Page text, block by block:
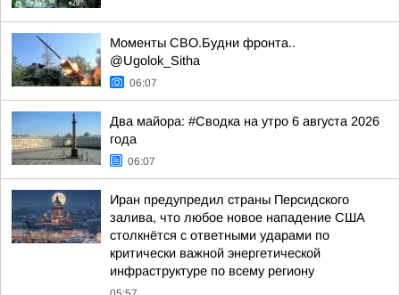
Моменты СВО.Будни фронта..
@Ugolok_Sitha
06:07
Два майора: #Сводка на утро 6 августа 2026
года
06:07
Иран предупредил страны Персидского
залива, что любое новое нападение США
столкнётся с ответными ударами по
критически важной энергетической
инфраструктуре по всему региону